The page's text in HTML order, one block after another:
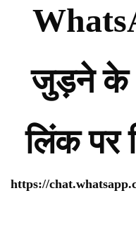
जुड़ने के
लिंक पर
https://